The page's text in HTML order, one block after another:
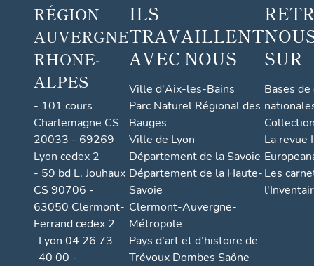
RÉGION
AUVERGNE
RHONE-
ALPES
- 101 cours
Charlemagne CS
20033 - 69269
Lyon cedex 2
- 59 bd L. Jouhaux
CS 90706 -
63050 Clermont-
Ferrand cedex 2
Lyon 04 26 73
40 00 -
ILS
TRAVAILLENT
AVEC NOUS
Ville d'Aix-les-Bains
Parc Naturel Régional des
Bauges
Ville de Lyon
Département de la Savoie
Département de la Haute-
Savoie
Clermont-Auvergne-
Métropole
Pays d’art et d’histoire de
Trévoux Dombes Saône
SUR
Bases
La revue
Les